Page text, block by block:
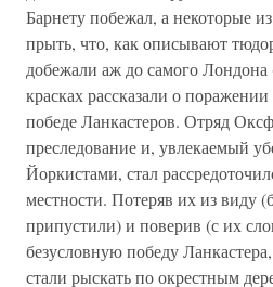
Барнету побежал, а некоторые
прыть, что, как описывают
добежали аж до самого Лондона
красках рассказали о
победе Ланкастеров. Отряд
преследование и, увлекаемый
Йоркистами, стал
местности. Потеряв их из виду
припустили) и поверив (с их
безусловную победу
стали рыскать по окрестным